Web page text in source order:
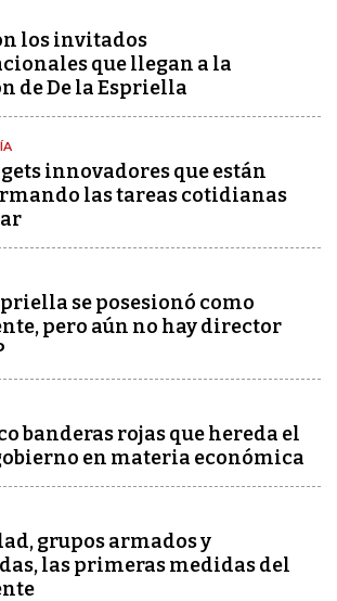
los invitados
que llegan a la
de De la Espriella
innovadores que están
las tareas cotidianas
se posesionó como
pero aún no hay director
banderas rojas que hereda el
en materia económica
grupos armados y
las primeras medidas del